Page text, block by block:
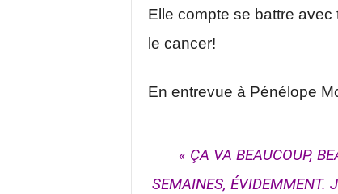
Elle compte se battre
le cancer!
En entrevue à Pénélope
« ÇA VA BEAUCOUP,
SEMAINES, ÉVIDEMMENT.